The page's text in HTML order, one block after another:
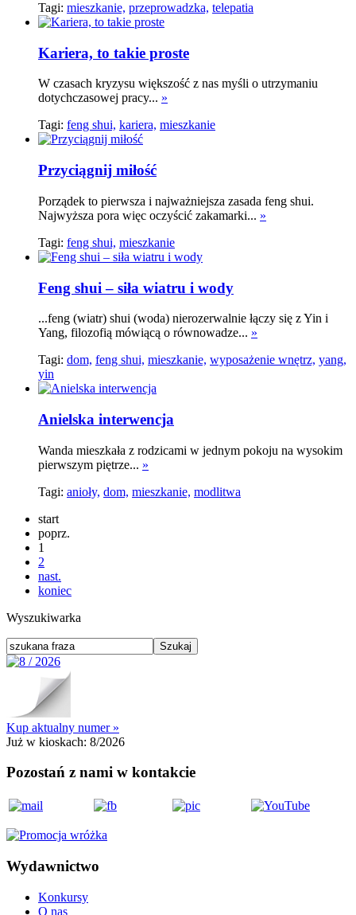
Tagi: mieszkanie, przeprowadzka, telepatia
Kariera, to takie proste
W czasach kryzysu większość z nas myśli o utrzymaniu
dotychczasowej pracy... »
Tagi: feng shui, kariera, mieszkanie
Przyciągnij miłość
Porządek to pierwsza i najważniejsza zasada feng shui.
Najwyższa pora więc oczyścić zakamarki... »
Tagi: feng shui, mieszkanie
Feng shui – siła wiatru i wody
...feng (wiatr) shui (woda) nierozerwalnie łączy się z Yin i
Yang, filozofią mówiącą o równowadze... »
Tagi: dom, feng shui, mieszkanie, wyposażenie wnętrz, yang,
yin
Anielska interwencja
Wanda mieszkała z rodzicami w jednym pokoju na wysokim
pierwszym piętrze... »
Tagi: anioły, dom, mieszkanie, modlitwa
start
poprz.
1
2
nast.
koniec
Wyszukiwarka
Kup aktualny numer »
Już w kioskach: 8/2026
Pozostań z nami w kontakcie
Wydawnictwo
Konkursy
O nas